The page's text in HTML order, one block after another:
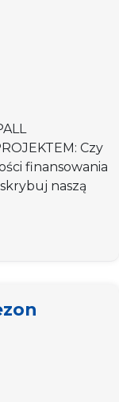
Czy
finansowania
naszą